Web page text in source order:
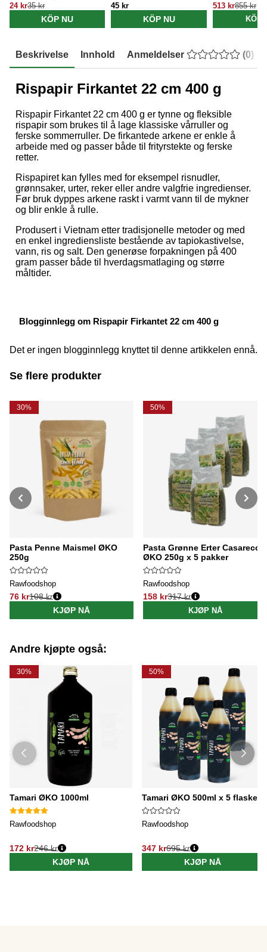
24 kr35 kr
KÖP NU
45 kr
KÖP NU
513 kr855 kr
KÖP
Beskrivelse Innhold Anmeldelser (0)
Rispapir Firkantet 22 cm 400 g
Rispapir Firkantet 22 cm 400 g er tynne og fleksible
rispapir som brukes til å lage klassiske vårruller og
ferske sommerruller. De firkantede arkene er enkle å
arbeide med og passer både til frityrstekte og ferske
retter.
Rispapiret kan fylles med for eksempel risnudler,
grønnsaker, urter, reker eller andre valgfrie ingredienser.
Før bruk dyppes arkene raskt i varmt vann til de mykner
og blir enkle å rulle.
Produsert i Vietnam etter tradisjonelle metoder og med
en enkel ingrediensliste bestående av tapiokastivelse,
vann, ris og salt. Den generøse forpakningen på 400
gram passer både til hverdagsmatlaging og større
måltider.
Blogginnlegg om Rispapir Firkantet 22 cm 400 g
Det er ingen blogginnlegg knyttet til denne artikkelen ennå.
Se flere produkter
30%
Pasta Penne Maismel ØKO
250g
Rawfoodshop
76 kr
Vanlig pris:
108 kr
KJØP NÅ
50%
Pasta Grønne Erter Casarecce
ØKO 250g x 5 pakker
Rawfoodshop
158 kr
Vanlig pris:
317 kr
KJØP NÅ
Andre kjøpte også:
30%
Tamari ØKO 1000ml
Rawfoodshop
172 kr246 kr
KJØP NÅ
50%
Tamari ØKO 500ml x 5 flasker
Rawfoodshop
347 kr695 kr
KJØP NÅ